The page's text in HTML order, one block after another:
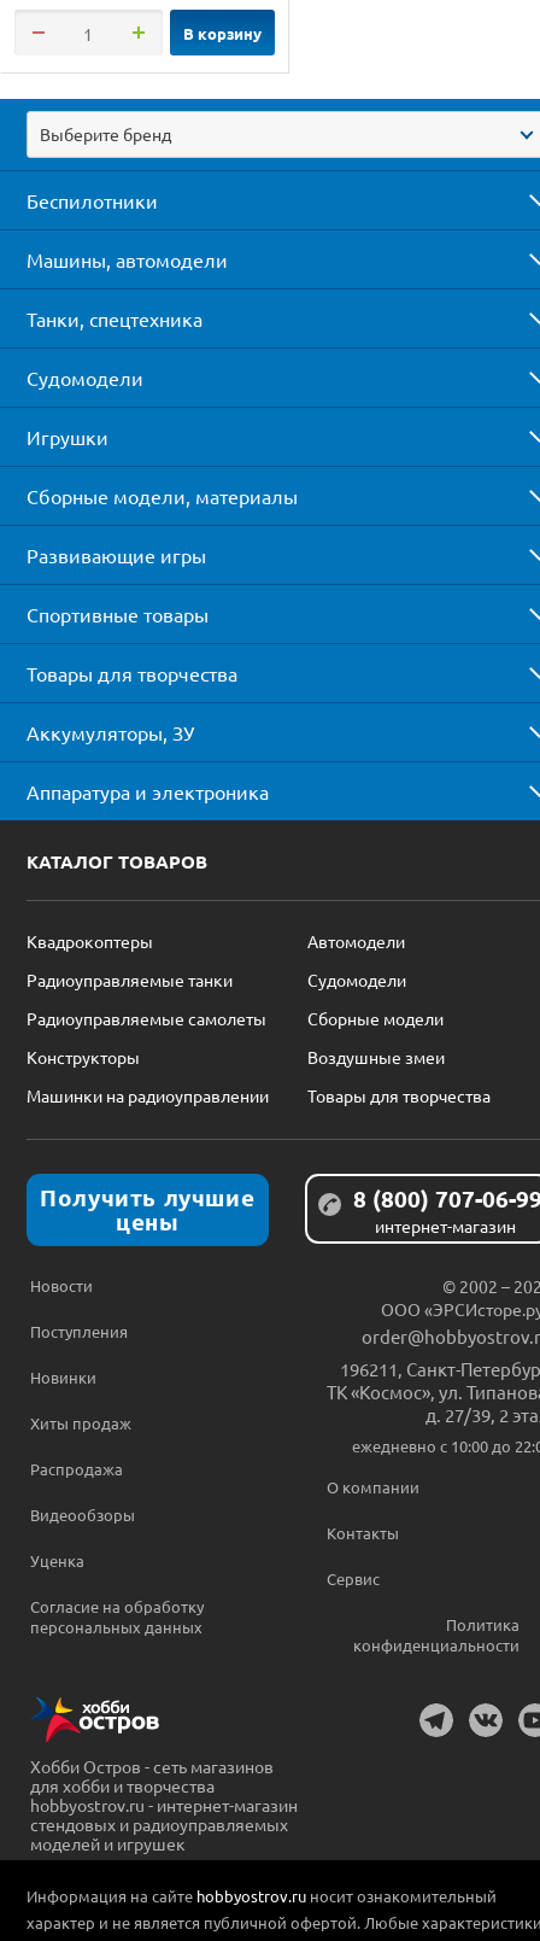
В корзину
Выберите бренд
Беспилотники
Машины, автомодели
Танки, спецтехника
Судомодели
Игрушки
Сборные модели, материалы
Развивающие игры
Спортивные товары
Товары для творчества
Аккумуляторы, ЗУ
Аппаратура и электроника
КАТАЛОГ ТОВАРОВ
Квадрокоптеры
Автомодели
Радиоуправляемые танки
Судомодели
Радиоуправляемые самолеты
Сборные модели
Конструкторы
Воздушные змеи
Машинки на радиоуправлении
Товары для творчества
Получить лучшие
цены
8 (800) 707-06-
интернет-магазин
Новости
Поступления
Новинки
Хиты продаж
Распродажа
Видеообзоры
Уценка
Согласие на обработку
персональных данных
© 2002 –
ООО
196211 Санкт-
ТК «Космос», ул.
д. 27/39, 2
ежедневно c 10:00 до
О компании
Контакты
Сервис
Политика
конфиденциальности
Хобби Остров - сеть магазинов
для хобби и творчества
hobbyostrov.ru - интернет-магазин
стендовых и радиоуправляемых
моделей и игрушек
Информация на сайте hobbyostrov.ru носит ознакомительный
характер и не является публичной офертой. Любые